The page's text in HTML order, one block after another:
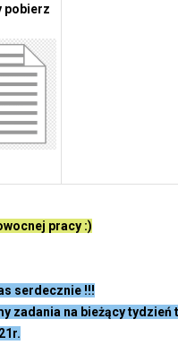
pobierz
pracy :)
serdecznie !!!
zadania na bieżący tydzień